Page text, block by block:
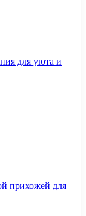
для уюта и
прихожей для